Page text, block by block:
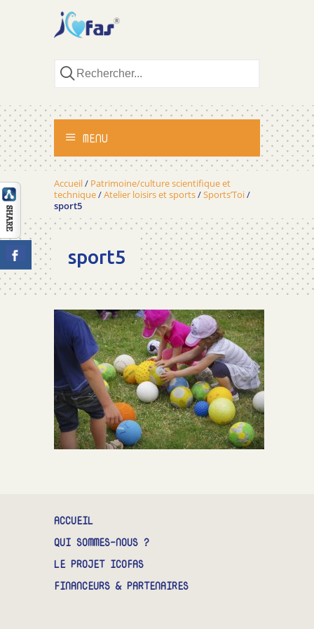
MENU
ACCUEIL
ACTIVITÉS
MÉTHODOLOGIE
TÉMOIGNAGES
CONTACT
Accueil/ Patrimoine/culture scientifique et
technique/Atelier loisirs et sports/Sports’Toi/
sport5
sport5
ACCUEIL
QUI SOMMES-NOUS ?
LE PROJET ICOFAS
FINANCEURS & PARTENAIRES